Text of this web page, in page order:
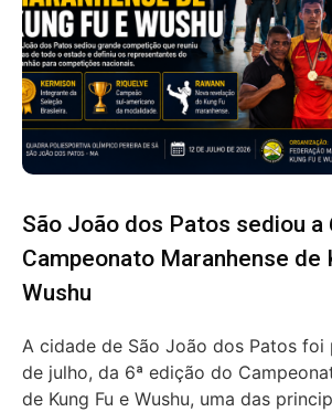
São João dos Patos sediou a
Campeonato Maranhense de
Wushu
A cidade de São João dos Patos foi
de julho, da 6ª edição do
de Kung Fu e Wushu, uma das